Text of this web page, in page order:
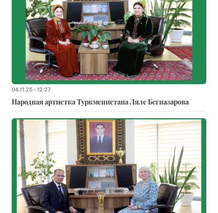
04.11.25 - 12:27
Народная артистка Туркменистана Ляле Бегназарова